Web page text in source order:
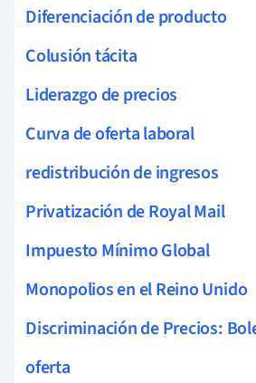
Diferenciación de producto
Colusión tácita
Liderazgo de precios
Curva de oferta laboral
redistribución de ingresos
Privatización de Royal Mail
Impuesto Mínimo Global
Monopolios en el Reino Unido
Discriminación de Precios:
oferta